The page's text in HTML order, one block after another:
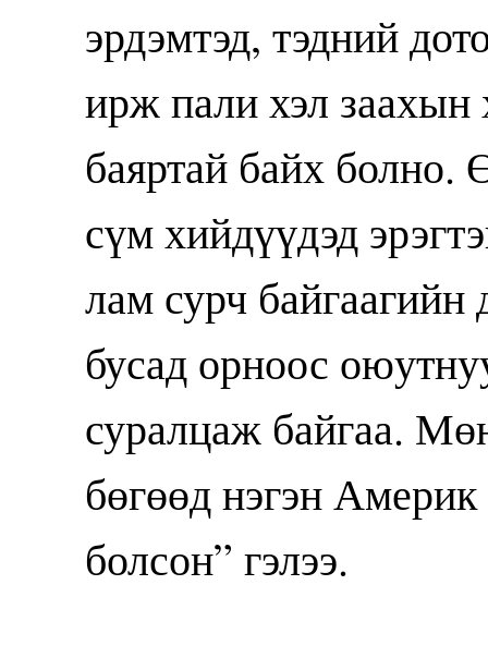
эрдэмтэд, тэдний
ирж пали хэл заахын
баяртай байх болно.
сүм хийдүүдэд
лам сурч
бусад орноос
суралцаж байгаа.
бөгөөд нэгэн
болсон” гэлээ.